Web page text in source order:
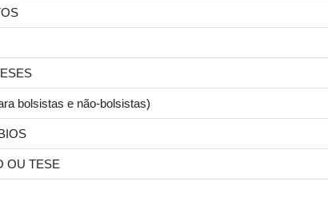
bolsistas e não-bolsistas)
OU TESE